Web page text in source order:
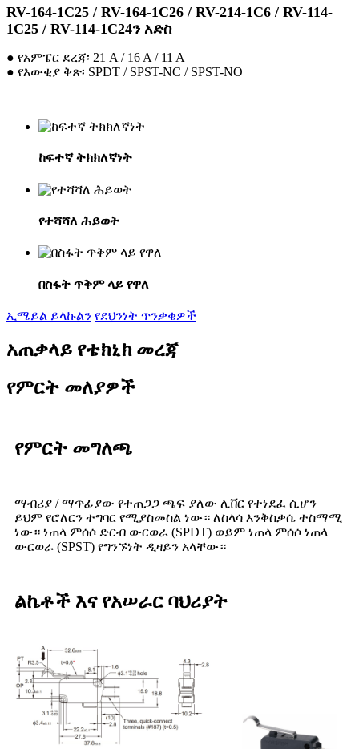
RV-164-1C25 / RV-164-1C26 / RV-214-1C6 / RV-114-
1C25 / RV-114-1C24ን አድስ
● የአምፔር ደረጃ፡ 21 A / 16 A / 11 A
● የእውቂያ ቅጽ፡ SPDT / SPST-NC / SPST-NO
ከፍተኛ ትክክለኛነት
የተሻሻለ ሕይወት
በስፋት ጥቅም ላይ የዋለ
ኢሜይል ይላኩልን የደህንነት ጥንቃቄዎች
አጠቃላይ የቴክኒክ መረጃ
የምርት መለያዎች
የምርት መግለጫ
ማብሪያ / ማጥፊያው የተጠጋጋ ጫፍ ያለው ሊቨር የተነደፈ ሲሆን
ይህም የሮለርን ተግባር የሚያስመስል ነው። ለስላሳ እንቅስቃሴ ተስማሚ
ነው። ነጠላ ምሰሶ ድርብ ውርወራ (SPDT) ወይም ነጠላ ምሰሶ ነጠላ
ውርወራ (SPST) የግንኙነት ዲዛይን አላቸው።
ልኬቶች እና የአሠራር ባህሪያት